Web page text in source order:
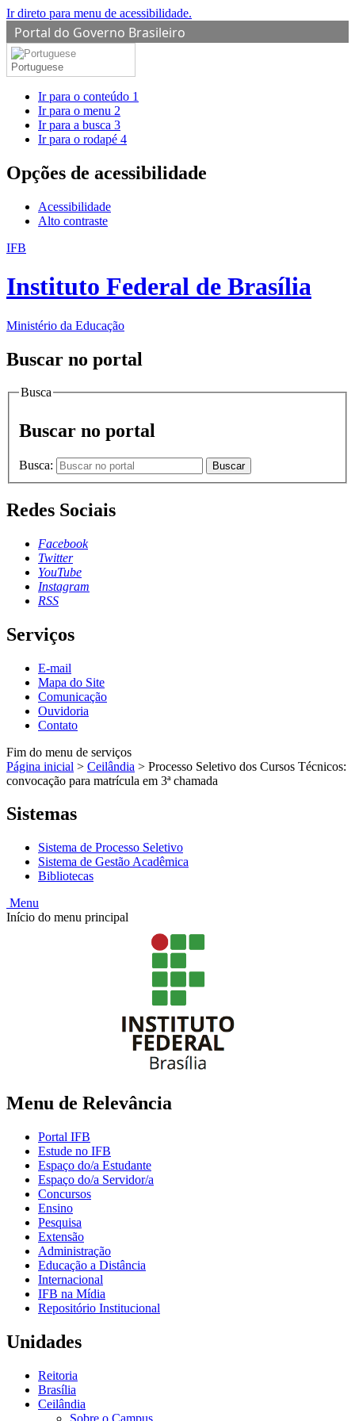
Ir direto para menu de acessibilidade.
Portal do Governo Brasileiro
Portuguese
Ir para o conteúdo 1
Ir para o menu 2
Ir para a busca 3
Ir para o rodapé 4
Opções de acessibilidade
Acessibilidade
Alto contraste
IFB
Instituto Federal de Brasília
Ministério da Educação
Buscar no portal
Busca
Buscar no portal
Busca: Buscar
Redes Sociais
Facebook
Twitter
YouTube
Instagram
RSS
Serviços
E-mail
Mapa do Site
Comunicação
Ouvidoria
Contato
Fim do menu de serviços
Página inicial > Ceilândia > Processo Seletivo dos Cursos Técnicos:
convocação para matrícula em 3ª chamada
Sistemas
Sistema de Processo Seletivo
Sistema de Gestão Acadêmica
Bibliotecas
Menu
Início do menu principal
Menu de Relevância
Portal IFB
Estude no IFB
Espaço do/a Estudante
Espaço do/a Servidor/a
Concursos
Ensino
Pesquisa
Extensão
Administração
Educação a Distância
Internacional
IFB na Mídia
Repositório Institucional
Unidades
Reitoria
Brasília
Ceilândia
Sobre o Campus